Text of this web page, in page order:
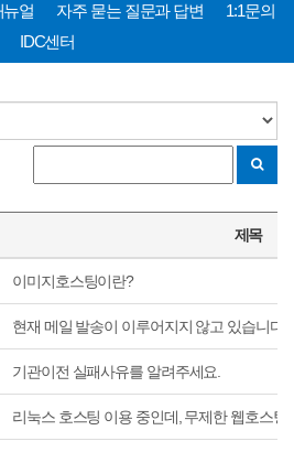
얼 자주 묻는 질문과 답변
1:1문의
IDC센터
제목
이미지호스팅이란?
현재 메일 발송이 이루어지지 않고 있습니다.
기관이전 실패사유를 알려주세요.
리눅스 호스팅 이용 중인데, 무제한 웹호스